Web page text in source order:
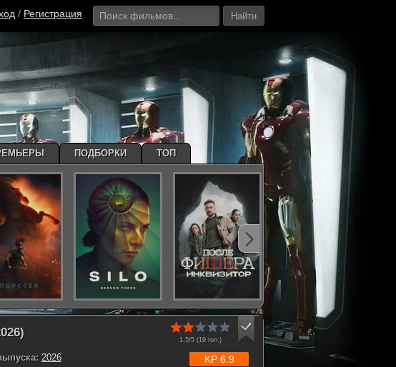
/ Регистрация Найти
1.5/5 (19 гол.)
2026
KP 6.9
ПОДБОРКИ ТОП